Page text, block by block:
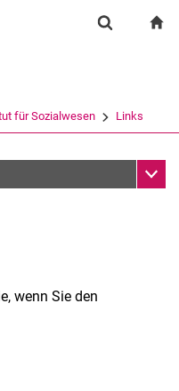
Springe direkt zu: Inhalt
Springe direkt zu: Suche
Springe direkt zu:
externen Link in einem
für Sozialwesen Links
wenn Sie den